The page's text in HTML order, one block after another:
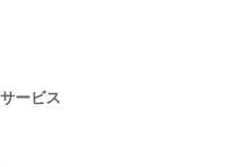
ービス